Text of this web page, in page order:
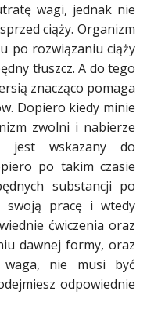
wagi, jednak nie
ciąży. Organizm
po rozwiązaniu ciąży
tłuszcz. A do tego
znacząco pomaga
Dopiero kiedy minie
zwolni i nabierze
jest wskazany do
po takim czasie
substancji po
swoją pracę i wtedy
ćwiczenia oraz
dawnej formy, oraz
waga, nie musi być
odpowiednie